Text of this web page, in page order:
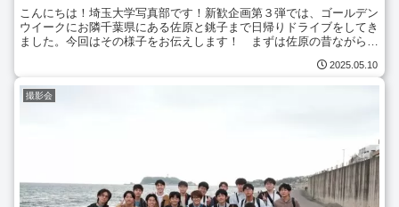
こんにちは！埼玉大学写真部です！新歓企画第３弾では、ゴールデン
ウイークにお隣千葉県にある佐原と銚子まで日帰りドライブをしてき
ました。今回はその様子をお伝えします！ まずは佐原の昔ながらの
2025.05.10
撮影会